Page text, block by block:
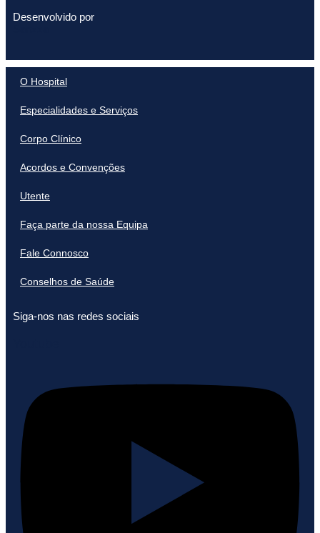
Desenvolvido por
O Hospital
Especialidades e Serviços
Corpo Clínico
Acordos e Convenções
Utente
Faça parte da nossa Equipa
Fale Connosco
Conselhos de Saúde
Siga-nos nas redes sociais